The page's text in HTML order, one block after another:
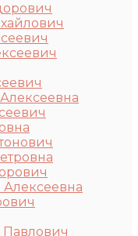
Алексеевна